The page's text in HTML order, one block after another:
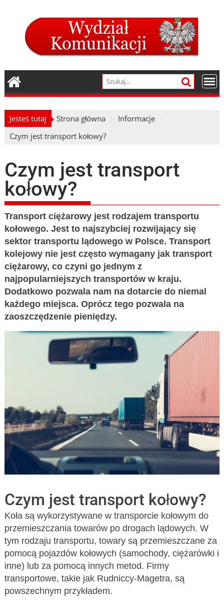
Jesteś tutaj Strona główna
Informacje
Czym jest transport kołowy?
Czym jest transport
kołowy?
Transport ciężarowy jest rodzajem transportu
kołowego. Jest to najszybciej rozwijający się
sektor transportu lądowego w Polsce. Transport
kolejowy nie jest często wymagany jak transport
ciężarowy, co czyni go jednym z
najpopularniejszych transportów w kraju.
Dodatkowo pozwala nam na dotarcie do niemal
każdego miejsca. Oprócz tego pozwala na
zaoszczędzenie pieniędzy.
Czym jest transport kołowy?
Koła są wykorzystywane w transporcie kołowym do
przemieszczania towarów po drogach lądowych. W
tym rodzaju transportu, towary są przemieszczane za
pomocą pojazdów kołowych (samochody, ciężarówki i
inne) lub za pomocą innych metod. Firmy
transportowe, takie jak Rudniccy-Magetra, są
powszechnym przykładem.